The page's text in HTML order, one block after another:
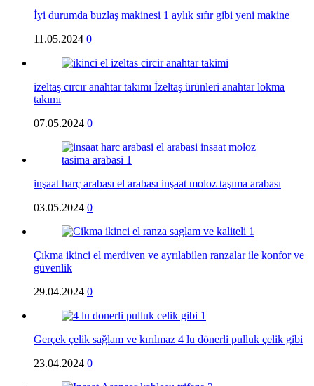
İyi durumda buzlaş makinesi 1 aylık sıfır gibi yeni makine
11.05.2024 0
izeltaş cırcır anahtar takımı İzeltaş ürünleri anahtar lokma
takımı
07.05.2024 0
inşaat harç arabası el arabası inşaat moloz taşıma arabası
03.05.2024 0
Çıkma ikinci el merdiven ve ayrılabilen ranzalar ile konfor ve
güvenlik
29.04.2024 0
Gerçek çelik sağlam ve kırılmaz 4 lu dönerli pulluk çelik gibi
23.04.2024 0